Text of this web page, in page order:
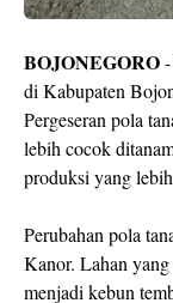
BOJONEGORO
di Kabupaten
Pergeseran pola
lebih cocok
produksi yang
Perubahan pola
Kanor. Lahan
menjadi kebun